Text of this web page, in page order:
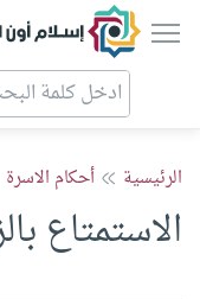
إسلام
الرئيسية أحكام الاسرة
الاستمتاع